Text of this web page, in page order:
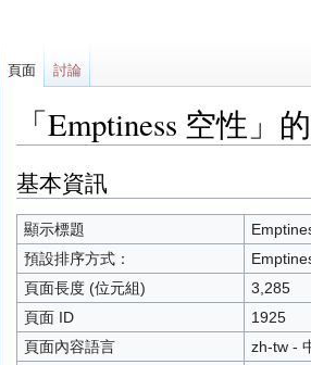
「Emptiness 空性」
跳
至
導
覽
跳
至
搜
尋
基本資訊
顯示標題
預設排序方式：
頁面長度 (位元組)
3,285
頁面 ID
1925
頁面內容語言
zh-tw -
頁面 討論